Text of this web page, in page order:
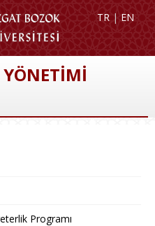
TR | EN
Programı